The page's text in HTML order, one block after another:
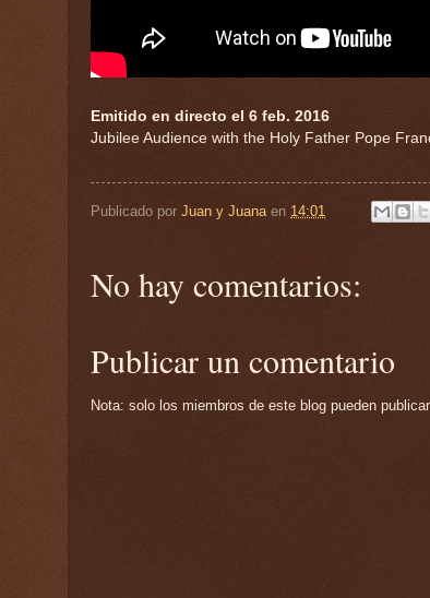
Emitido en directo el 6 feb. 2016
Jubilee Audience with the Holy Father Pope
Publicado por Juan y Juana en 14:01
No hay comentarios:
Publicar un comentario
Nota: solo los miembros de este blog pueden